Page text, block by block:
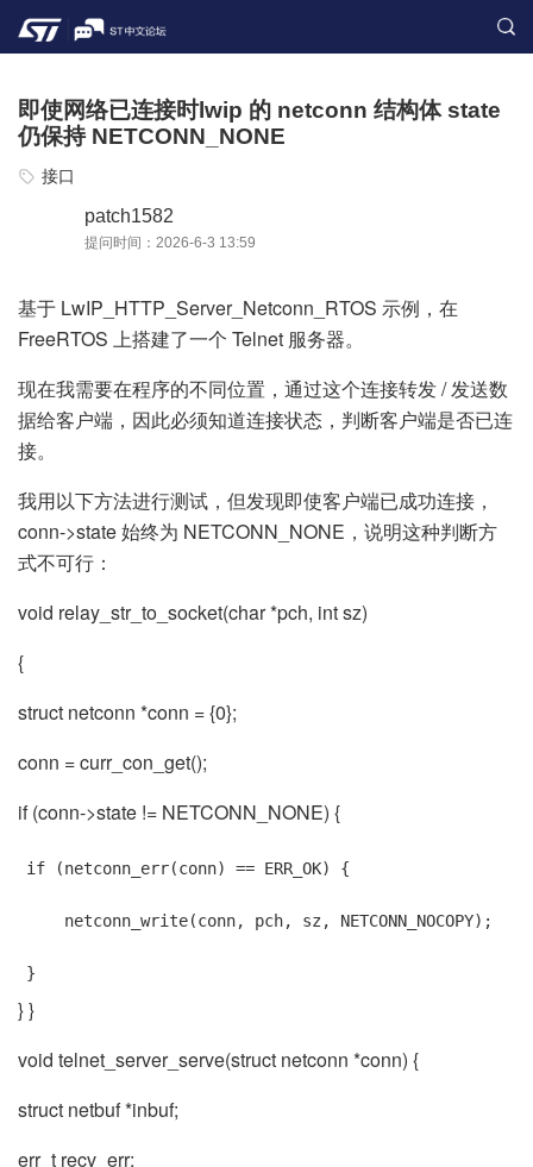
即使网络已连接时lwip 的 netconn 结构体 state
仍保持 NETCONN_NONE
接口
patch1582
提问时间：2026-6-3 13:59
基于 LwIP_HTTP_Server_Netconn_RTOS 示例，在
FreeRTOS 上搭建了一个 Telnet 服务器。
现在我需要在程序的不同位置，通过这个连接转发 / 发送数
据给客户端，因此必须知道连接状态，判断客户端是否已连
接。
我用以下方法进行测试，但发现即使客户端已成功连接，
conn->state 始终为 NETCONN_NONE，说明这种判断方
式不可行：
void relay_str_to_socket(char *pch, int sz)
{
struct netconn *conn = {0};
conn = curr_con_get();
if (conn->state != NETCONN_NONE) {
if (netconn_err(conn) == ERR_OK) {
}
} }
void telnet_server_serve(struct netconn *conn) {
struct netbuf *inbuf;
err_t recv_err;